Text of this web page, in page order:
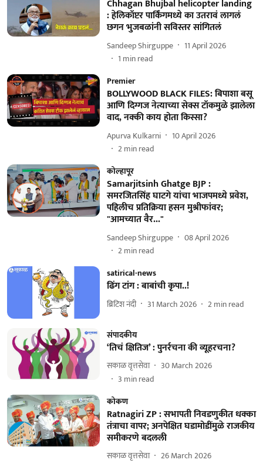
Chhagan Bhujbal helicopter landing
: हेलिकॉप्टर पार्किंगमध्ये का उतरावं लागलं
छगन भुजबळांनी सविस्तर सांगितलं
Sandeep Shirguppe
11 April 2026
1 min read
Premier
BOLLYWOOD BLACK FILES: बिपाशा बसू
आणि दिग्गज नेत्याच्या सेक्स टॉकमुळे झालेला
वाद, नक्की काय होता किस्सा?
Apurva Kulkarni
10 April 2026
2min read
कोल्हापूर
Samarjitsinh Ghatge BJP :
समरजितसिंह घाटगे यांचा भाजपमध्ये प्रवेश,
पहिलीच प्रतिक्रिया हसन मुश्रीफांवर;
"आमच्यात वैर..."
Sandeep Shirguppe
08 April 2026
2min read
satirical-news
ढिंग टांग : बाबांची कृपा..!
ब्रिटिश नंदी 31 March 2026 2min read
संपादकीय
‘तिचं क्षितिज’ : पुनर्रचना की व्यूहरचना?
सकाळ वृत्तसेवा
30 March 2026
3 min read
कोकण
Ratnagiri ZP : सभापती निवडणुकीत धक्का
तंत्राचा वापर; अनपेक्षित घडामोडींमुळे राजकीय
समीकरणे बदलली
सकाळ वृत्तसेवा
26 March 2026